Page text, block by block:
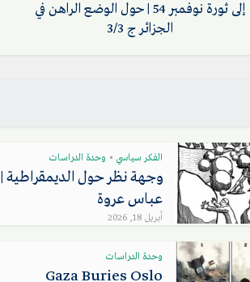
إلى ثورة نوفمبر 54 | حول الوضع الراهن في
الجزائر ج 3/3
الفكر سياسي • وحدة الدراسات
وجهة نظر حول الديمقراطية |
عباس عروة
أبريل 18, 2026
وحدة الدراسات
Gaza Buries Oslo